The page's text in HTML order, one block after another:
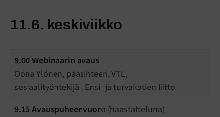
11.6. keskiviikko
9.00Webinaarin avaus
Oona Ylönen, pääsihteeri, VTL,
sosiaalityöntekijä , Ensi- ja turvakotien liitto
9.15 Avauspuheenvuoro (haastatteluna)